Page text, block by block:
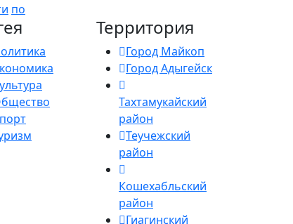
по
Территория
Город Майкоп
Город Адыгейск
Тахтамукайский
район
Теучежский
район
Кошехабльский
район
Гиагинский